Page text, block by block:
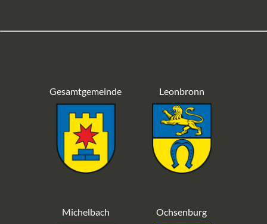
Gesamtgemeinde Leonbronn
Michelbach Ochsenburg